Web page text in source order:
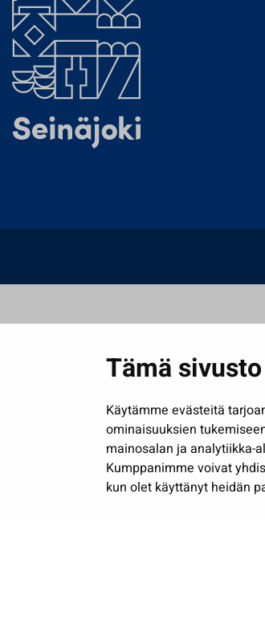
Tämä
Käytämme evästeitä
ominaisuuksien
mainosalan ja analytiikka-
Kumppanimme voivat
kun olet käyttänyt heidän